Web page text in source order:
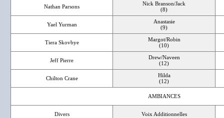
Nathan Parsons
Nick Branson/Jack
(8)
Yael Yurman
Anastasie
(9)
Tiera Skovbye
Margot/Robin
(10)
Jeff Pierre
Drew/Naveen
(12)
Chilton Crane
Hilda
(12)
AMBIANCES
Divers Voix Additionnelles